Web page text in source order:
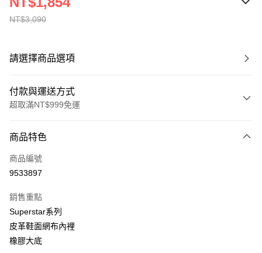
NT$3,090
請選擇商品選項
付款與運送方式
超取滿NT$999免運
信用卡一次付款
超商取貨付款
Apple Pay
街口支付
商品特色
商品編號
9533897
銷售重點
Superstar系列
皮革鞋面網布內裡
橡膠大底